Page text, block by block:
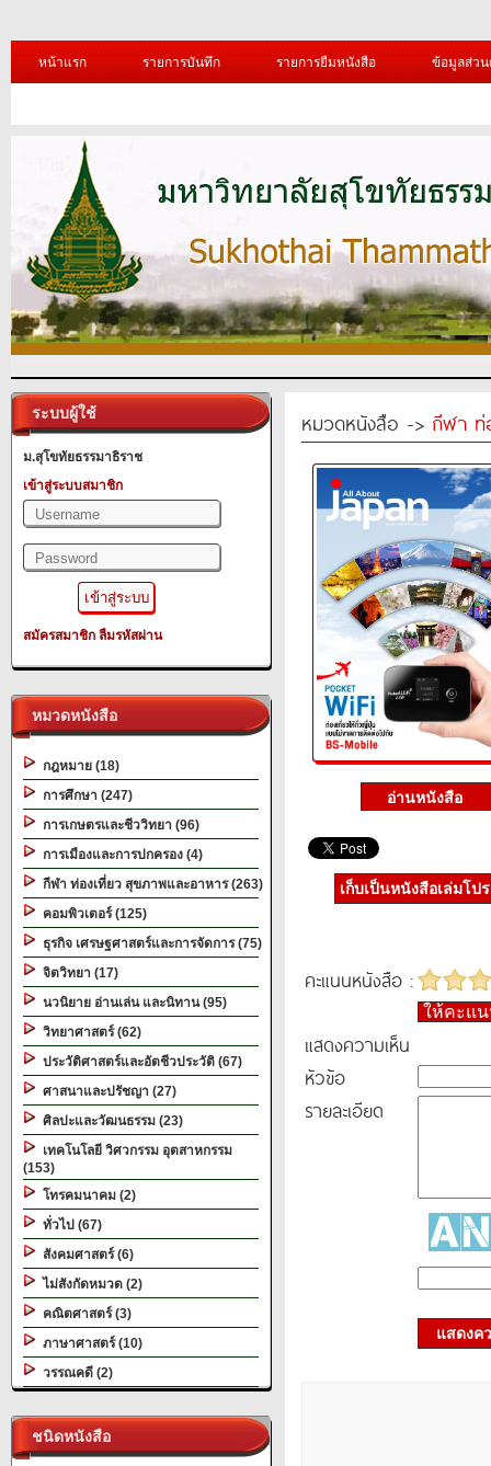
หน้าแรก รายการบันทึก รายการยืมหนังสือ ข้อมูลส่ว
ระบบผู้ใช้
ม.สุโขทัยธรรมาธิราช
เข้าสู่ระบบสมาชิก
สมัครสมาชิก ลืมรหัสผ่าน
หมวดหนังสือ
กฎหมาย (18)
การศึกษา (247)
การเกษตรและชีววิทยา (96)
การเมืองและการปกครอง (4)
กีฬา ท่องเที่ยว สุขภาพและอาหาร (263)
คอมพิวเตอร์ (125)
ธุรกิจ เศรษฐศาสตร์และการจัดการ (75)
จิตวิทยา (17)
นวนิยาย อ่านเล่น และนิทาน (95)
วิทยาศาสตร์ (62)
ประวัติศาสตร์และอัตชีวประวัติ (67)
ศาสนาและปรัชญา (27)
ศิลปะและวัฒนธรรม (23)
เทคโนโลยี วิศวกรรม อุตสาหกรรม
(153)
โทรคมนาคม (2)
ทั่วไป (67)
สังคมศาสตร์ (6)
ไม่สังกัดหมวด (2)
คณิตศาสตร์ (3)
ภาษาศาสตร์ (10)
วรรณคดี (2)
ชนิดหนังสือ
หมวดหนังสือ -> กีฬา ท่
เก็บเป็นหนังสือเล่มโป
คะแนนหนังสือ :
ให้คะแ
แสดงความเห็น
หัวข้อ
รายละเอียด
แสดงค